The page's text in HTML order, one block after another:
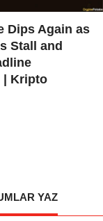
Dips Again as
Stall and
| Kripto
YAZ